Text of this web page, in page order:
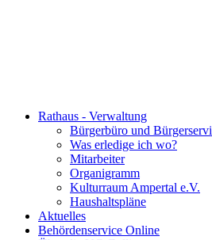
Rathaus - Verwaltung
Bürgerbüro und
Was erledige ich wo?
Mitarbeiter
Organigramm
Kulturraum Ampertal e.V.
Haushaltspläne
Aktuelles
Behördenservice Online